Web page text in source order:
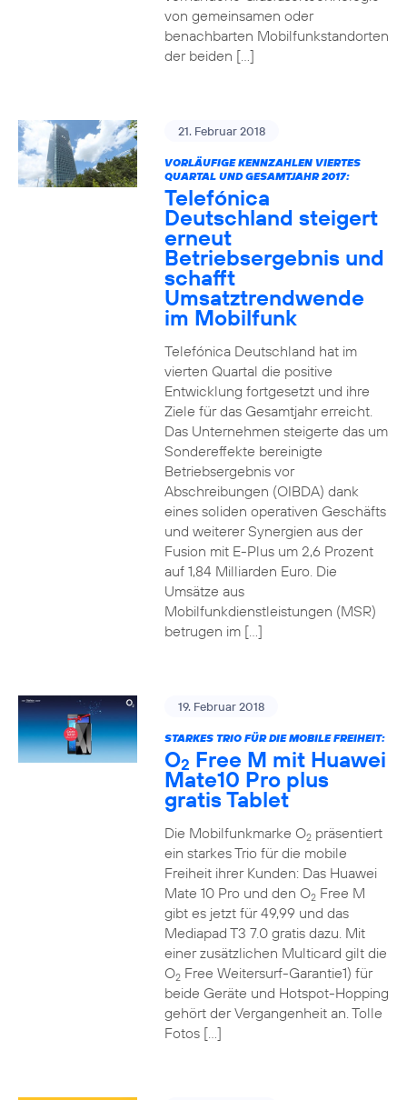
von gemeinsamen oder
benachbarten Mobilfunkstandorten
der beiden […]
21. Februar 2018
VORLÄUFIGE KENNZAHLEN VIERTES
QUARTAL UND GESAMTJAHR 2017:
Telefónica
Deutschland steigert
erneut
Betriebsergebnis und
schafft
Umsatztrendwende
im Mobilfunk
Telefónica Deutschland hat im
vierten Quartal die positive
Entwicklung fortgesetzt und ihre
Ziele für das Gesamtjahr erreicht.
Das Unternehmen steigerte das um
Sondereffekte bereinigte
Betriebsergebnis vor
Abschreibungen (OIBDA) dank
eines soliden operativen Geschäfts
und weiterer Synergien aus der
Fusion mit E-Plus um 2,6 Prozent
auf 1,84 Milliarden Euro. Die
Umsätze aus
Mobilfunkdienstleistungen (MSR)
betrugen im […]
19. Februar 2018
STARKES TRIO FÜR DIE MOBILE FREIHEIT:
O2 Free M mit Huawei
Mate10 Pro plus
gratis Tablet
Die Mobilfunkmarke O2präsentiert
ein starkes Trio für die mobile
Freiheit ihrer Kunden: Das Huawei
Mate 10 Pro und den O2Free M
gibt es jetzt für 49,99 und das
Mediapad T3 7.0 gratis dazu. Mit
einer zusätzlichen Multicard gilt die
O2Free Weitersurf-Garantie1) für
beide Geräte und Hotspot-Hopping
gehört der Vergangenheit an. Tolle
Fotos […]